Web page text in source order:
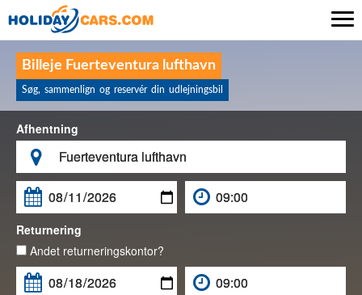
Billeje Fuerteventura lufthavn
Søg, sammenlign og reservér din udlejningsbil
Afhentning


Returnering
Andet returneringskontor?